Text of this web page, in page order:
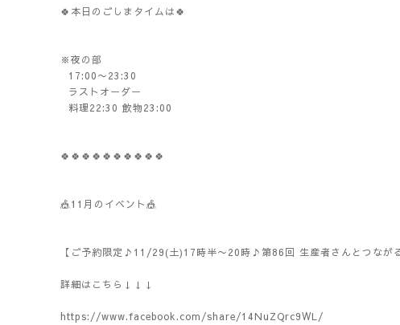
🍀本日のごしまタイムは🍀
※夜の部
17:00〜23:30
ラストオーダー
料理22:30 飲物23:00
🍀🍀🍀🍀🍀🍀🍀🍀🍀🍀
🎪11月のイベント🎪
【ご予約限定♪11/29(土)17時半〜20時♪第86回 生産者さんとつなが
詳細はこちら↓↓↓
https://www.facebook.com/share/14NuZQrc9WL/